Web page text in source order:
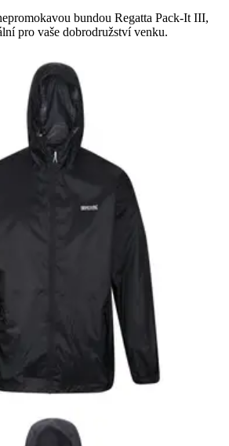
bundou Regatta Pack-It III,
pro vaše dobrodružství venku.